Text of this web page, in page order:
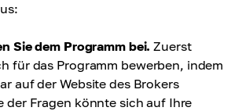
Sie dem Programm bei. Zuerst
für das Programm bewerben, indem
auf der Website des Brokers
der Fragen könnte sich auf Ihre